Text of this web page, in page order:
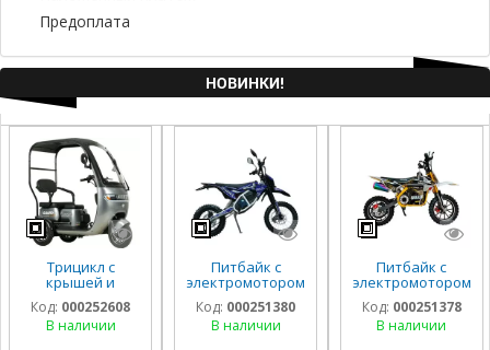
Предоплата
НОВИНКИ!
Трицикл с
крышей и
электромотором
Spark Guard
1200w
Код: 000252608
В наличии
Питбайк с
электромотором
Spark Nova
1500w
Код: 000251380
В наличии
Питбайк с
электромотором
Spark Buddy
1000w
Код: 000251378
В наличии